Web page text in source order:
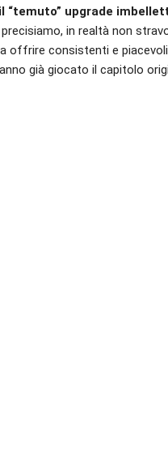
“temuto” upgrade
in realtà non
offrire consistenti e
già giocato il capitolo